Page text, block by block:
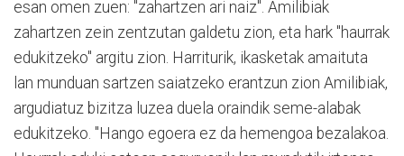
esan omen zuen: "zahartzen ari naiz". Amilibiak
zahartzen zein zentzutan galdetu zion, eta hark "haurrak
edukitzeko" argitu zion. Harriturik, ikasketak amaituta
lan munduan sartzen saiatzeko erantzun zion Amilibiak,
argudiatuz bizitza luzea duela oraindik seme-alabak
edukitzeko. "Hango egoera ez da hemengoa bezalakoa.